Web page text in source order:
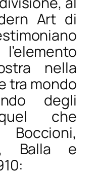
Art di
nella
tra mondo
degli
che
Balla e